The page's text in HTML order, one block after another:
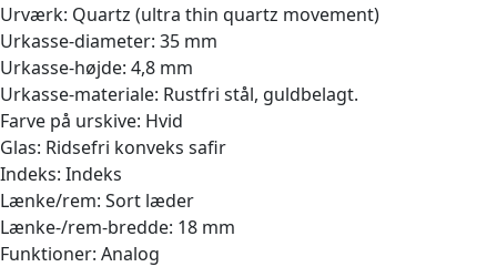
pris
var:
8.485,00 kr..
pris
er:
7.128,00 kr..
Urværk: Quartz (ultra thin quartz movement)
Urkasse-diameter: 35 mm
Urkasse-højde: 4,8 mm
Urkasse-materiale: Rustfri stål, guldbelagt.
Farve på urskive: Hvid
Glas: Ridsefri konveks safir
Indeks: Indeks
Lænke/rem: Sort læder
Lænke-/rem-bredde: 18 mm
Funktioner: Analog